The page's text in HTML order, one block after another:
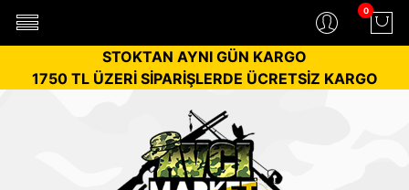
0
STOKTAN AYNI GÜN KARGO
1750 TL ÜZERİ SİPARİŞLERDE ÜCRETSİZ KARGO